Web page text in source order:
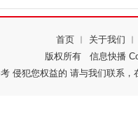
衫！
首页 ︱ 关于我们
版权所有 信息快播
侵犯您权益的 请与我们联系